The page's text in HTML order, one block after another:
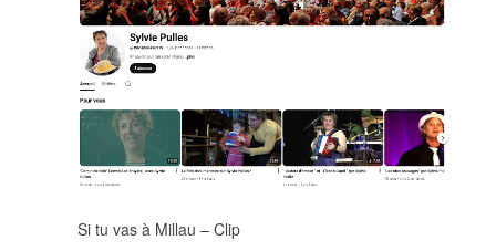
Si tu vas à Millau – Clip